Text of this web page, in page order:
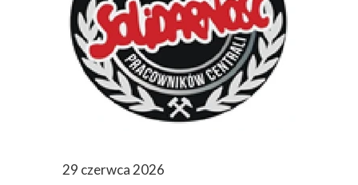
29 czerwca 2026